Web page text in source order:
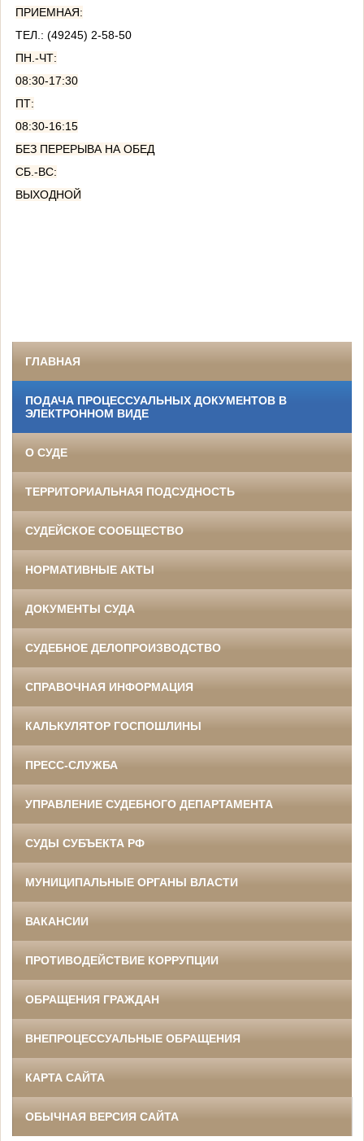
ПРИЕМНАЯ:
ТЕЛ.: (49245) 2-58-50
ПН.-ЧТ:
08:30-17:30
ПТ:
08:30-16:15
БЕЗ ПЕРЕРЫВА НА ОБЕД
СБ.-ВС:
ВЫХОДНОЙ
ГЛАВНАЯ
ПОДАЧА ПРОЦЕССУАЛЬНЫХ ДОКУМЕНТОВ В
ЭЛЕКТРОННОМ ВИДЕ
О СУДЕ
ТЕРРИТОРИАЛЬНАЯ ПОДСУДНОСТЬ
СУДЕЙСКОЕ СООБЩЕСТВО
НОРМАТИВНЫЕ АКТЫ
ДОКУМЕНТЫ СУДА
СУДЕБНОЕ ДЕЛОПРОИЗВОДСТВО
СПРАВОЧНАЯ ИНФОРМАЦИЯ
КАЛЬКУЛЯТОР ГОСПОШЛИНЫ
ПРЕСС-СЛУЖБА
УПРАВЛЕНИЕ СУДЕБНОГО ДЕПАРТАМЕНТА
СУДЫ СУБЪЕКТА РФ
МУНИЦИПАЛЬНЫЕ ОРГАНЫ ВЛАСТИ
ВАКАНСИИ
ПРОТИВОДЕЙСТВИЕ КОРРУПЦИИ
ОБРАЩЕНИЯ ГРАЖДАН
ВНЕПРОЦЕССУАЛЬНЫЕ ОБРАЩЕНИЯ
КАРТА САЙТА
ОБЫЧНАЯ ВЕРСИЯ САЙТА